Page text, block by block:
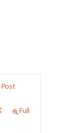
Post
Full